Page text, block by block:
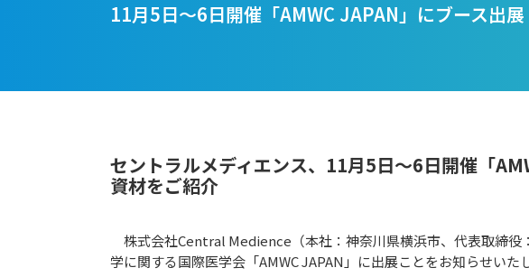
11月5日〜6日開催「AMWC JAPAN」にブース出展
セントラルメディエンス、11月5日〜6日開催「
資材をご紹介
株式会社Central Medience（本社：神奈川県横浜市、代表取締役
学に関する国際医学会「AMWC JAPAN」に出展ことをお知らせいた